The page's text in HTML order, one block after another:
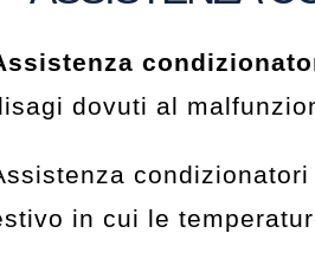
dovuti al
in cui le